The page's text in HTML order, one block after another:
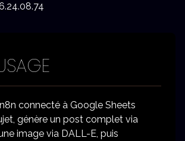
connecté à Google Sheets
génère un post complet via
image via DALL-E, puis